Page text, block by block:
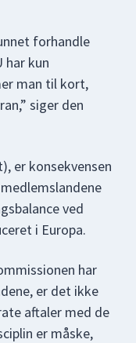
forhandle
har kun
man til kort,
siger den
er konsekvensen
ved
i Europa.
har
er det ikke
aftaler med de
er måske,